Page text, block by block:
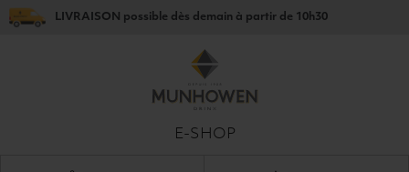
LIVRAISON possible dès demain à partir de 10h30
E-SHOP